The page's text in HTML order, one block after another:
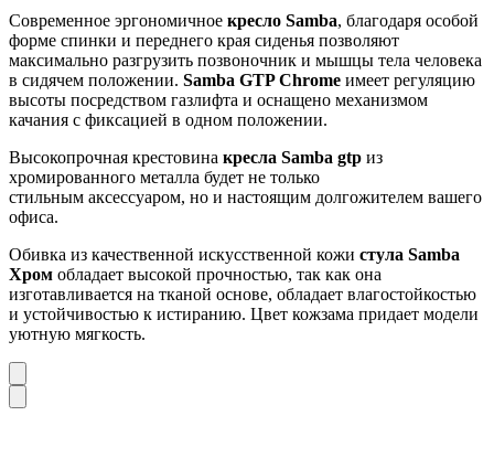
Современное эргономичное кресло Samba, благодаря особой
форме спинки и переднего края сиденья позволяют
максимально разгрузить позвоночник и мышцы тела человека
в сидячем положении. Samba GTP Chrome имеет регуляцию
высоты посредством газлифта и оснащено механизмом
качания с фиксацией в одном положении.
Высокопрочная крестовина кресла Samba gtp из
хромированного металла будет не только
стильным аксессуаром, но и настоящим долгожителем вашего
офиса.
Обивка из качественной искусственной кожи стула Samba
Хром обладает высокой прочностью, так как она
изготавливается на тканой основе, обладает влагостойкостью
и устойчивостью к истиранию. Цвет кожзама придает модели
уютную мягкость.